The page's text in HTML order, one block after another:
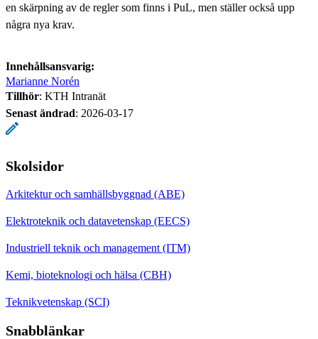
en skärpning av de regler som finns i PuL, men ställer också upp
några nya krav.
Innehållsansvarig:
Marianne Norén
Tillhör: KTH Intranät
Senast ändrad: 2026-03-17
Skolsidor
Arkitektur och samhällsbyggnad (ABE)
Elektroteknik och datavetenskap (EECS)
Industriell teknik och management (ITM)
Kemi, bioteknologi och hälsa (CBH)
Teknikvetenskap (SCI)
Snabblänkar